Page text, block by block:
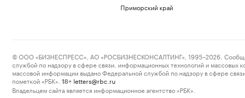
Приморский край
© ООО «БИЗНЕСПРЕСС», АО «РОСБИЗНЕСКОНСАЛТИНГ», 1995–2026.
службой по надзору в сфере связи, информационных технологий и
массовой информации выдано Федеральной службой по надзору в сфере
пометкой «РБК».
18+ letters@rbc.ru
Владельцем сайта является информационное агентство «РБК».